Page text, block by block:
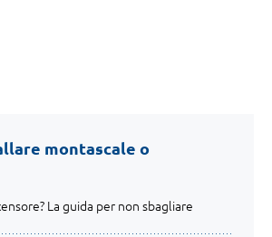
montascale o
La guida per non sbagliare